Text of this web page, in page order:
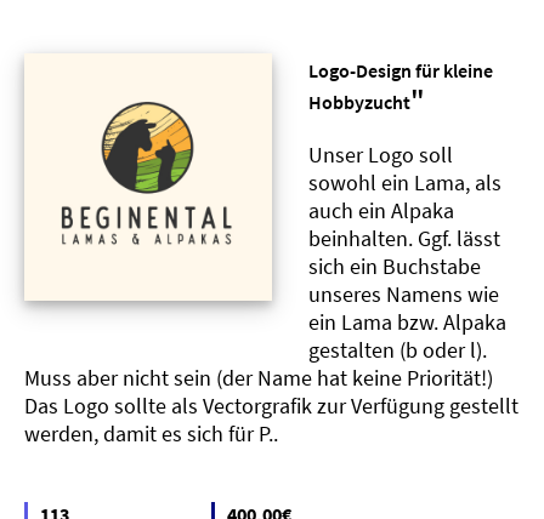
Logo-Design für kleine
Hobbyzucht"
Unser Logo soll
sowohl ein Lama, als
auch ein Alpaka
beinhalten. Ggf. lässt
sich ein Buchstabe
unseres Namens wie
ein Lama bzw. Alpaka
gestalten (b oder l).
Muss aber nicht sein (der Name hat keine Priorität!)
Das Logo sollte als Vectorgrafik zur Verfügung gestellt
werden, damit es sich für P..
113
400,00€